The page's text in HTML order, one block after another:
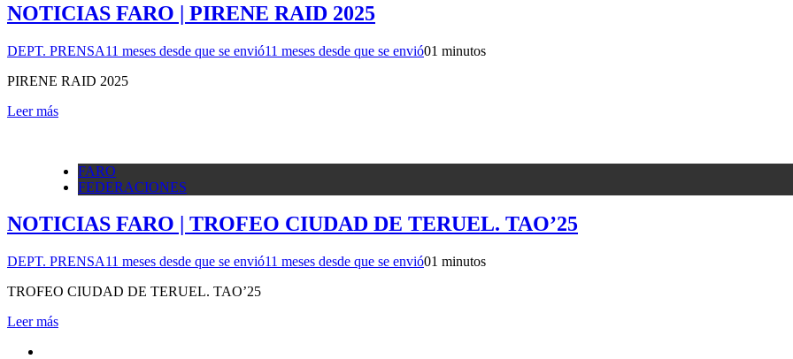
NOTICIAS FARO | PIRENE RAID 2025
DEPT. PRENSA11 meses desde que se envió11 meses desde que se envió01 minutos
PIRENE RAID 2025
Leer más
FARO
FEDERACIONES
NOTICIAS FARO | TROFEO CIUDAD DE TERUEL. TAO’25
DEPT. PRENSA11 meses desde que se envió11 meses desde que se envió01 minutos
TROFEO CIUDAD DE TERUEL. TAO’25
Leer más